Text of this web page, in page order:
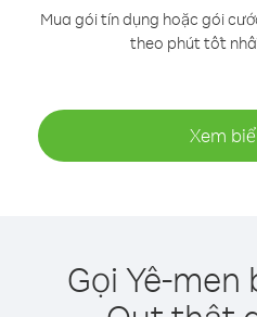
Mua gói tín dụng hoặc gói
theo phút tốt
Xem
Gọi Yê-